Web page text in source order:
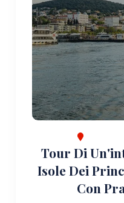
Tour Di
Isole Dei
Con